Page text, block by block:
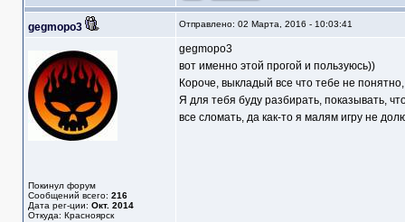
gegmopo3 Отправлено: 02 Марта, 2016 - 10:03:41
Покинул форум
Сообщений всего: 216
Дата рег-ции: Окт. 2014
Откуда: Красноярск
gegmopo3
вот именно этой прогой и пользуюсь))
Короче, выкладый все что тебе не
Я для тебя буду разбирать, показывать,
все сломать, да как-то я малям игру не